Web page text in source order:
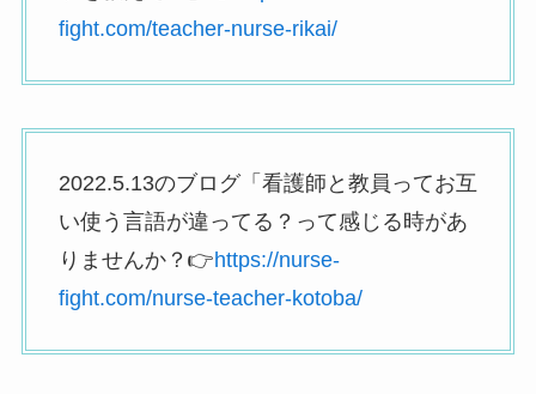
fight.com/teacher-nurse-rikai/
2022.5.13のブログ「看護師と教員ってお互
い使う言語が違ってる？って感じる時があ
りませんか？👉https://nurse-
fight.com/nurse-teacher-kotoba/